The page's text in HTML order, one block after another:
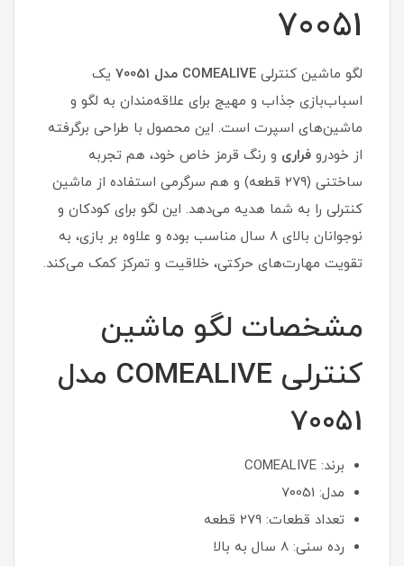
70051
لگو ماشین کنترلی COMEALIVE مدل 70051
یک
اسباب‌بازی جذاب و مهیج برای علاقه‌مندان به لگو و
ماشین‌های اسپرت است. این محصول با طراحی برگرفته
از خودرو فراری و رنگ قرمز خاص خود، هم تجربه
ساختنی (۲۷۹ قطعه) و هم سرگرمی استفاده از ماشین
کنترلی را به شما هدیه می‌دهد. این لگو برای کودکان و
نوجوانان بالای ۸ سال مناسب بوده و علاوه بر بازی، به
تقویت مهارت‌های حرکتی، خلاقیت و تمرکز کمک می‌کند.
مشخصات لگو ماشین
کنترلی COMEALIVE مدل
70051
برند: COMEALIVE
مدل: 70051
تعداد قطعات: 279 قطعه
رده سنی: 8 سال به بالا